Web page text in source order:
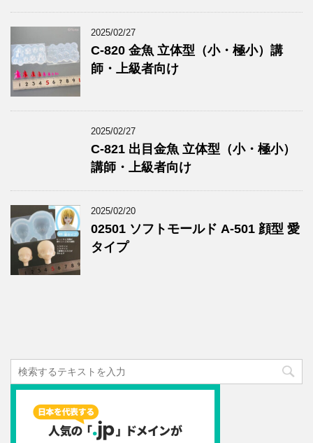
2025/02/27
C-820 金魚 立体型（小・極小）講
師・上級者向け
2025/02/27
C-821 出目金魚 立体型（小・極小）
講師・上級者向け
2025/02/20
02501 ソフトモールド A-501 顔型 愛
タイプ